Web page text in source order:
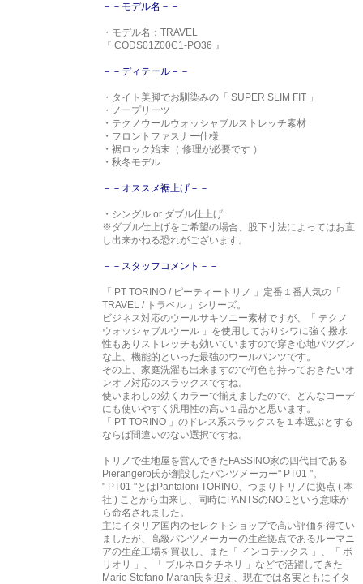
－－モデル名－－
・モデル名：TRAVEL
『 CODS01Z00C1-PO36 』
－－ディテール－－
・タイト美脚でお馴染みの「 SUPER SLIM FIT 」
・ノープリーツ
・テクノウールウォッシャブルストレッチ素材
・フロントファスナー仕様
・裾ロック始末（ 修理が必要です ）
・秋冬モデル
－－オススメ裾上げ－－
・シングル or ダブル仕上げ
※ダブル仕上げをご希望の場合、股下寸法によってはお直
し出来かねる恐れがございます。
－－スタッフコメント－－
「 PT TORINO / ピーティートリノ 」定番１番人気の「
TRAVEL / トラベル 」シリーズ。
ビジネス対応のウールサキソニー素材ですが、「 テクノ
ウォッシャブルウール 」を使用しておりシワに強く撥水
性もありストレッチも効いていますので穿き心地バツグン
な上、機能的といった最強のウールパンツです。
その上、家庭洗濯も出来ますので何色も持っておきたいオ
ンオフ対応のスラックスですね。
使いまわしの効くカラーで揃えましたので、どんなコーデ
にも使いやすく汎用性の高い１品かと思います。
「 PT TORINO 」のドレス系スラックスを１本選ぶとする
ならば間違いのない選択ですね。
トリノで生地屋を営んできたFASSINO家の四代目である
Pierangero氏が創設したパンツメーカー" PT01 "。
" PT01 "とはPantaloni TORINO、つまりトリノに拠点 ( 本
社 ) ことから由来し、同時にPANTSのNO.1という意味か
ら命名されました。
主にイタリア国内のセレクトショップで高い評価を得てい
ましたが、高級パンツメーカーの生産拠点であるルーマニ
アの生産工場を買収し、また「 インコテックス 」、「 ボ
リオリ 」、「 ブルネロクチネリ 」などで活躍してきた
Mario Stefano Maran氏を迎え、現在では名実ともにイタ